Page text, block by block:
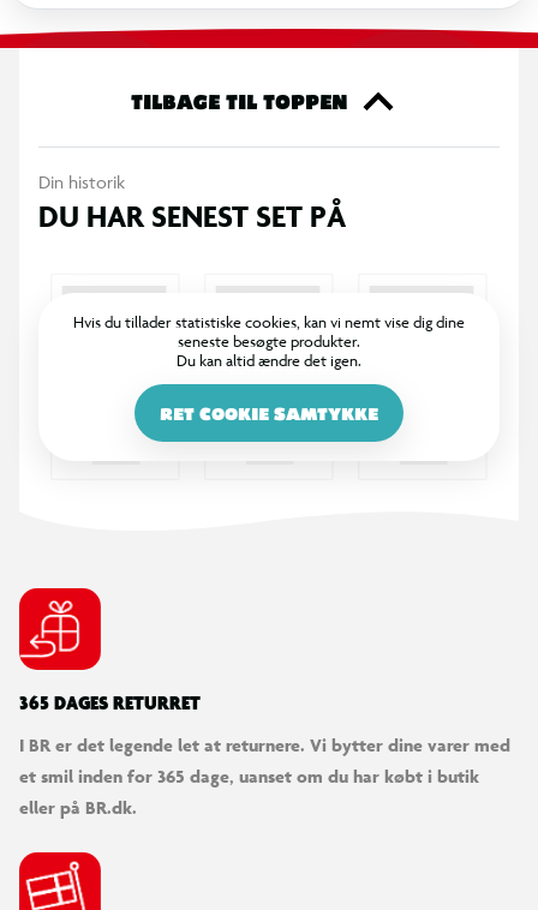
6 klodser (8 typer)
TILBAGE TIL TOPPEN
Din historik
DU HAR SENEST SET PÅ
Hvis du tillader statistiske cookies, kan vi nemt vise dig dine
seneste besøgte produkter.
Du kan altid ændre det igen.
RET COOKIE SAMTYKKE
365 DAGES RETURRET
I BR er det legende let at returnere. Vi bytter dine varer med
et smil inden for 365 dage, uanset om du har købt i butik
eller på BR.dk.